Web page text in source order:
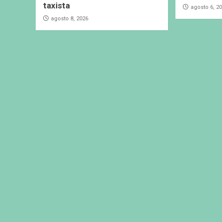
taxista
agosto 8, 2026
agosto 6,